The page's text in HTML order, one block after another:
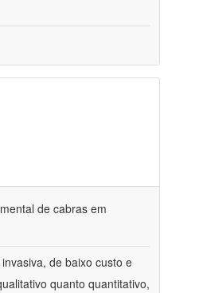
de cabras em
de baixo custo e
quanto quantitativo,